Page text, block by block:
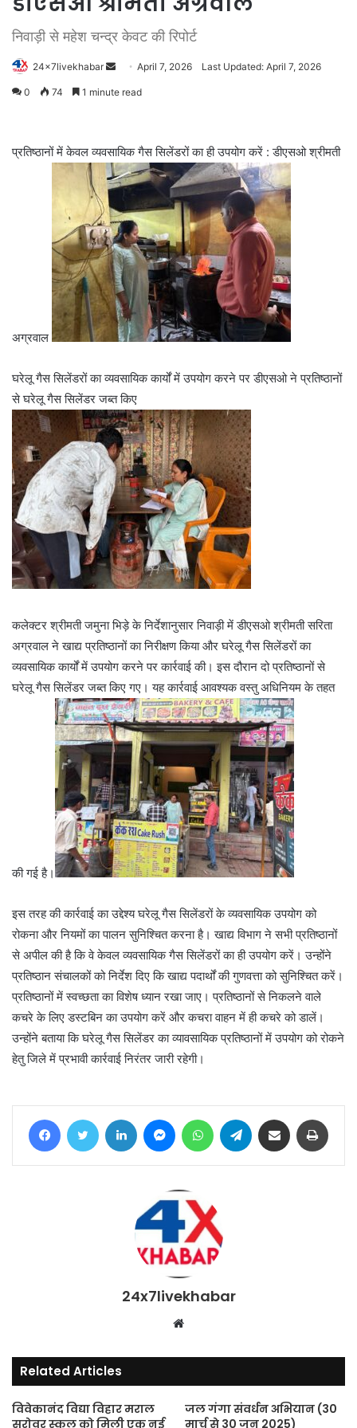
निवाड़ी से महेश चन्द्र केवट की रिपोर्ट
24x7livekhabar
SendApril 7, 2026 Last Updated: April 7, 2026
0 74 1 minute read
प्रतिष्ठानों में केवल व्यवसायिक गैस सिलेंडरों का ही उपयोग करें : डीएसओ श्रीमती
अग्रवाल
घरेलू गैस सिलेंडरों का व्यवसायिक कार्यों में उपयोग करने पर डीएसओ ने प्रतिष्ठानों
से घरेलू गैस सिलेंडर जब्त किए
कलेक्टर श्रीमती जमुना भिड़े के निर्देशानुसार निवाड़ी में डीएसओ श्रीमती सरिता
अग्रवाल ने खाद्य प्रतिष्ठानों का निरीक्षण किया और घरेलू गैस सिलेंडरों का
व्यवसायिक कार्यों में उपयोग करने पर कार्रवाई की। इस दौरान दो प्रतिष्ठानों से
घरेलू गैस सिलेंडर जब्त किए गए। यह कार्रवाई आवश्यक वस्तु अधिनियम के तहत
की गई है।
इस तरह की कार्रवाई का उद्देश्य घरेलू गैस सिलेंडरों के व्यवसायिक उपयोग को
रोकना और नियमों का पालन सुनिश्चित करना है। खाद्य विभाग ने सभी प्रतिष्ठानों
से अपील की है कि वे केवल व्यवसायिक गैस सिलेंडरों का ही उपयोग करें। उन्होंने
प्रतिष्ठान संचालकों को निर्देश दिए कि खाद्य पदार्थों की गुणवत्ता को सुनिश्चित करें।
प्रतिष्ठानों में स्वच्छता का विशेष ध्यान रखा जाए। प्रतिष्ठानों से निकलने वाले
कचरे के लिए डस्टबिन का उपयोग करें और कचरा वाहन में ही कचरे को डालें।
उन्होंने बताया कि घरेलू गैस सिलेंडर का व्यावसायिक प्रतिष्ठानों में उपयोग को रोकने
हेतु जिले में प्रभावी कार्रवाई निरंतर जारी रहेगी।
FacebookTwitter LinkedIn MessengerWhatsAppTelegram Share via Email
24x7livekhabar
Website
Related Articles
विवेकानंद विद्या विहार मराल
सरोवर स्कूल को मिली एक नई
जल गंगा संवर्धन अभियान (30
मार्च से 30 जून 2025)